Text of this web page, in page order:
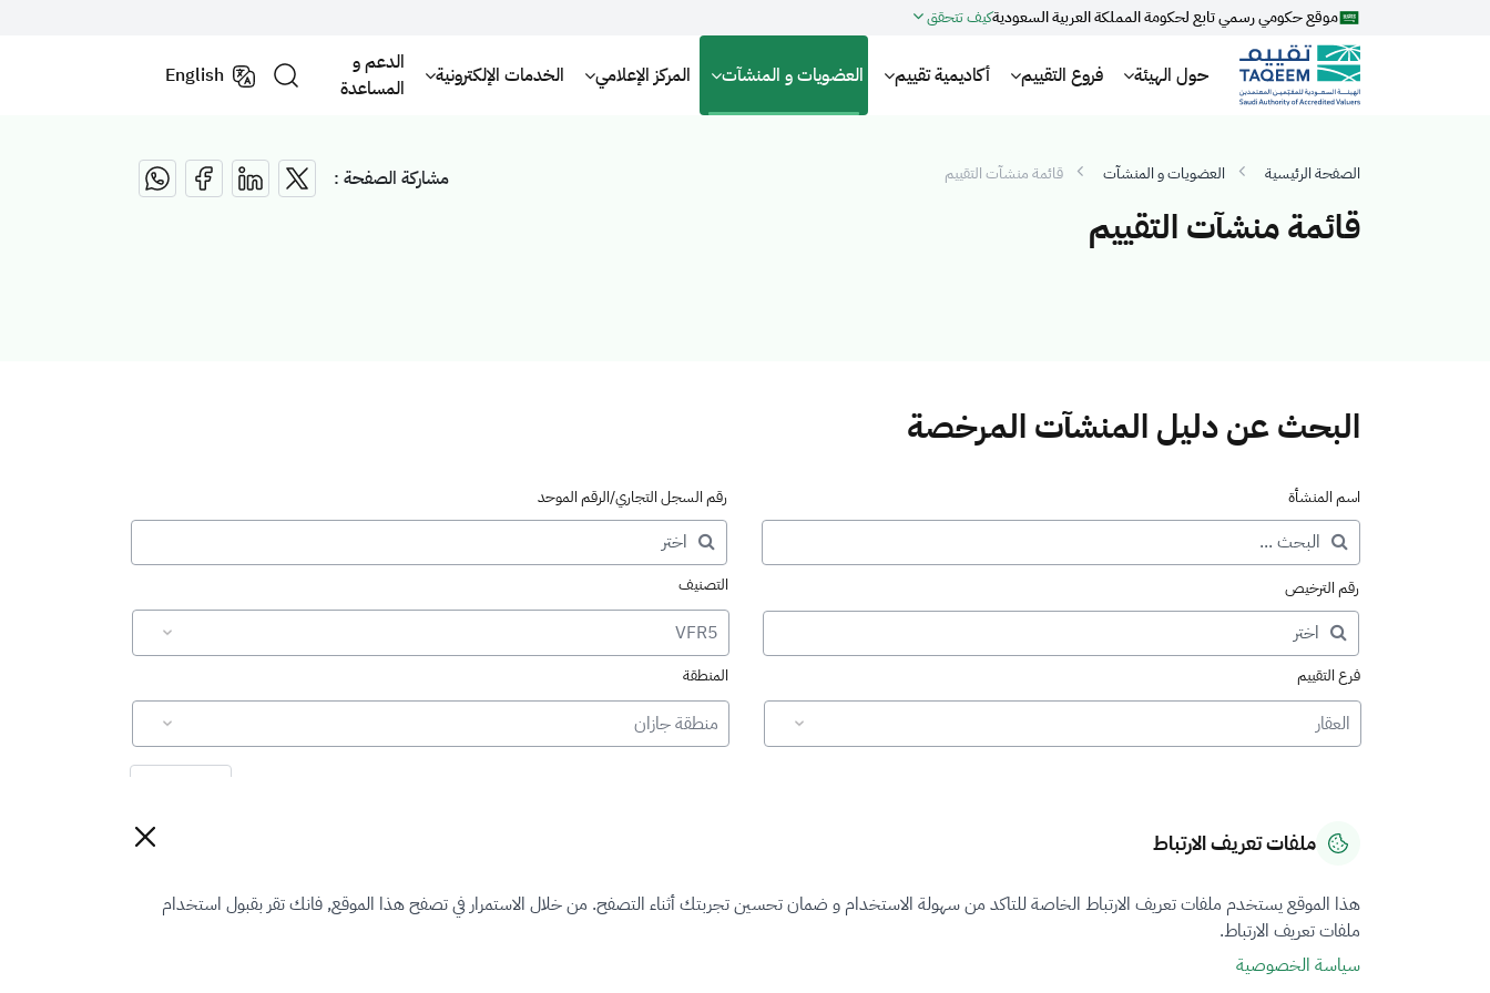
موقع حكومي رسمي تابع لحكومة المملكة العربية السعوديةكيف تتحقق
حول الهيئة فروع التقييم أكاديمية تقييم العضويات و المنشآت المركز الإعلامي الخدمات الإلكترونية
الدعم و
المساعدة
English
الصفحة الرئيسية العضويات و المنشآت قائمة منشآت التقييم مشاركة الصفحة :
قائمة منشآت التقييم
البحث عن دليل المنشآت المرخصة
اسم المنشأة رقم السجل التجاري/الرقم الموحد
رقم الترخيص التصنيف
VFR5
فرع التقييم
العقار
المنطقة
منطقة جازان
ملفات تعريف الارتباط
هذا الموقع يستخدم ملفات تعريف الارتباط الخاصة للتاكد من سهولة الاستخدام و ضمان تحسين تجربتك أثناء التصفح. من خلال الاستمرار في تصفح هذا الموقع, فانك تقر بقبول استخدام
ملفات تعريف الارتباط.
سياسة الخصوصية